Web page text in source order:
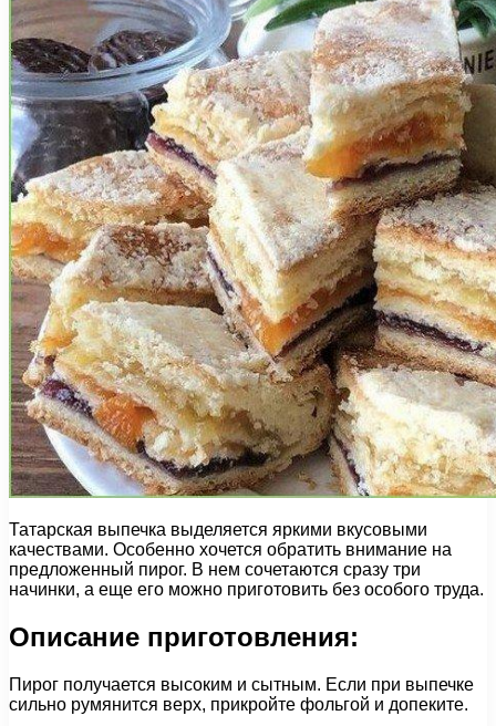
Татарская выпечка выделяется яркими вкусовыми
качествами. Особенно хочется обратить внимание на
предложенный пирог. В нем сочетаются сразу три
начинки, а еще его можно приготовить без особого труда.
Описание приготовления:
Пирог получается высоким и сытным. Если при выпечке
сильно румянится верх, прикройте фольгой и допеките.